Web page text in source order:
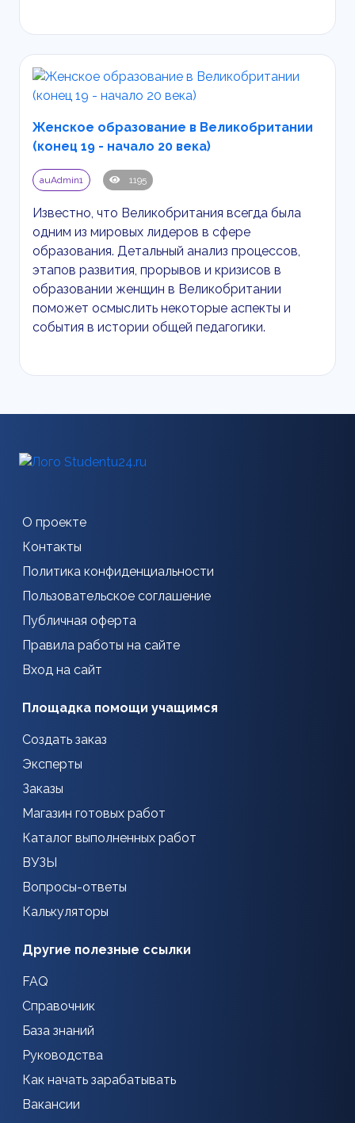
Женское образование в Великобритании
(конец 19 - начало 20 века)
auAdmin1 1195
Известно, что Великобритания всегда была
одним из мировых лидеров в сфере
образования. Детальный анализ процессов,
этапов развития, прорывов и кризисов в
образовании женщин в Великобритании
поможет осмыслить некоторые аспекты и
события в истории общей педагогики.
О проекте
Контакты
Политика конфиденциальности
Пользовательское соглашение
Публичная оферта
Правила работы на сайте
Вход на сайт
Площадка помощи учащимся
Создать заказ
Эксперты
Заказы
Магазин готовых работ
Каталог выполненных работ
ВУЗЫ
Вопросы-ответы
Калькуляторы
Другие полезные ссылки
FAQ
Справочник
База знаний
Руководства
Как начать зарабатывать
Вакансии